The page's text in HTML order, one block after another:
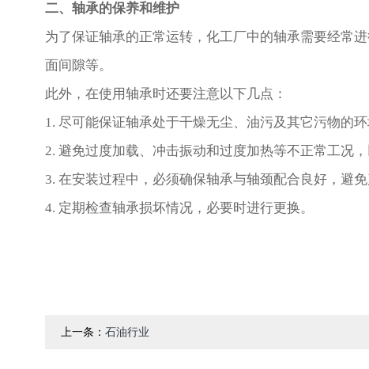
二、轴承的保养和维护
为了保证轴承的正常运转，化工厂中的轴承需要经常
面间隙等。
此外，在使用轴承时还要注意以下几点：
1. 尽可能保证轴承处于干燥无尘、油污及其它污物的环
2. 避免过度加载、冲击振动和过度加热等不正常工况，
3. 在安装过程中，必须确保轴承与轴颈配合良好，避免
4. 定期检查轴承损坏情况，必要时进行更换。
上一条： 石油行业